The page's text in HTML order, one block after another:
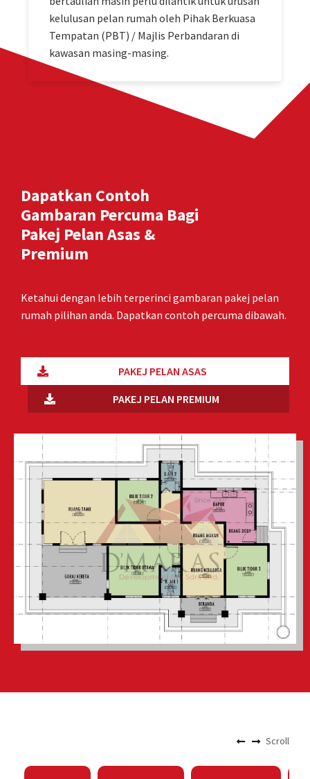
kelulusan pelan rumah oleh Pihak Berkuasa
Tempatan (PBT) / Majlis Perbandaran di
kawasan masing-masing.
Dapatkan Contoh
Gambaran Percuma Bagi
Pakej Pelan Asas &
Premium
Ketahui dengan lebih terperinci gambaran pakej pelan
rumah pilihan anda. Dapatkan contoh percuma dibawah.
PAKEJ PELAN ASAS
PAKEJ PELAN PREMIUM
Scroll